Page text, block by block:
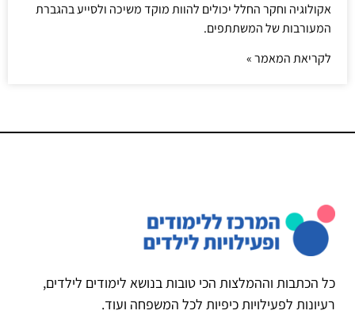
אקולוגיה וחקר החלל יכולים להוות מוקד משיכה ולסייע בהגברת
המעורבות של המשתתפים.
לקריאת המאמר »
כל הכתבות וההמלצות הכי טובות בנושא לימודים לילדים,
רעיונות לפעילויות כיפיות לכל המשפחה ועוד.